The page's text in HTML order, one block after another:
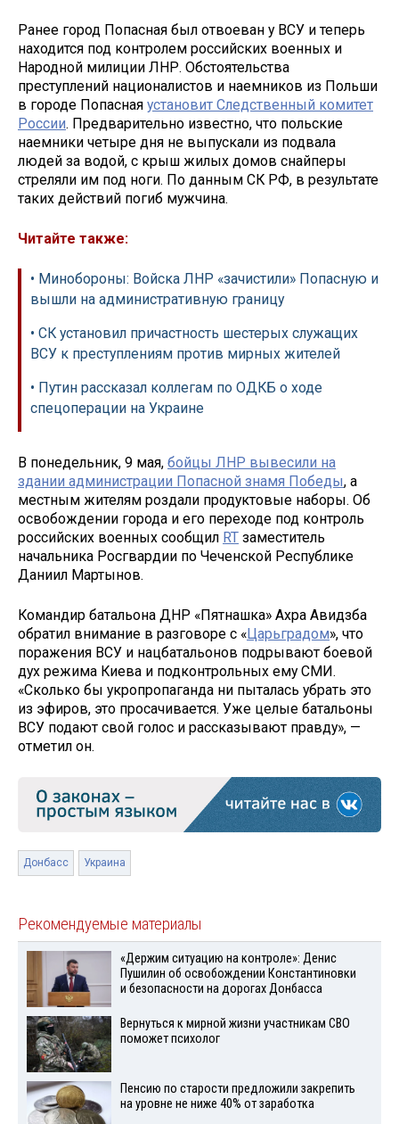
Ранее город Попасная был отвоеван у ВСУ и теперь
находится под контролем российских военных и
Народной милиции ЛНР. Обстоятельства
преступлений националистов и наемников из Польши
в городе Попасная установит Следственный комитет
России. Предварительно известно, что польские
наемники четыре дня не выпускали из подвала
людей за водой, с крыш жилых домов снайперы
стреляли им под ноги. По данным СК РФ, в результате
таких действий погиб мужчина.
Читайте также:
• Минобороны: Войска ЛНР «зачистили» Попасную и
вышли на административную границу
• СК установил причастность шестерых служащих
ВСУ к преступлениям против мирных жителей
• Путин рассказал коллегам по ОДКБ о ходе
спецоперации на Украине
В понедельник, 9 мая, бойцы ЛНР вывесили на
здании администрации Попасной знамя Победы, а
местным жителям роздали продуктовые наборы. Об
освобождении города и его переходе под контроль
российских военных сообщил RT заместитель
начальника Росгвардии по Чеченской Республике
Даниил Мартынов.
Командир батальона ДНР «Пятнашка» Ахра Авидзба
обратил внимание в разговоре с «Царьградом», что
поражения ВСУ и нацбатальонов подрывают боевой
дух режима Киева и подконтрольных ему СМИ.
«Сколько бы укропропаганда ни пыталась убрать это
из эфиров, это просачивается. Уже целые батальоны
ВСУ подают свой голос и рассказывают правду», —
отметил он.
Донбасс Украина
Рекомендуемые материалы
«Держим ситуацию на контроле»: Денис
Пушилин об освобождении Константиновки
и безопасности на дорогах Донбасса
Вернуться к мирной жизни участникам СВО
поможет психолог
Пенсию по старости предложили закрепить
на уровне не ниже 40% от заработка